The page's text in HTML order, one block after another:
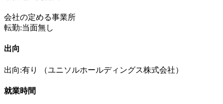
会社の定める事業所
転勤:当面無し
出向
出向:有り （ユニソルホールディングス株式会社）
就業時間